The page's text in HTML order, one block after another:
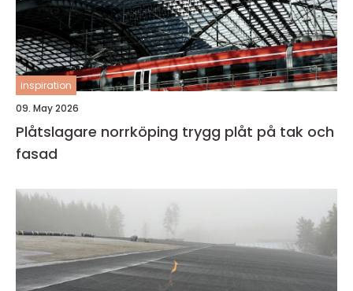
inspiration
09. May 2026
Plåtslagare norrköping trygg plåt på tak och
fasad